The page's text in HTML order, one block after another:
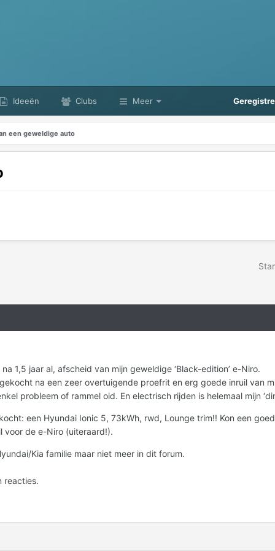
Ideeën Clubs Meer
een geweldige auto
1,5 jaar al, afscheid van mijn geweldige ‘Black-edition’ e-Niro.
na een zeer overtuigende proefrit en erg goede inruil van
probleem of rammel oid. En electrisch rijden is helemaal mijn
een Hyundai Ionic 5, 73kWh, rwd, Lounge trim!! Kon een
voor de e-Niro (uiteraard!).
Kia familie maar niet meer in dit forum.
reacties.